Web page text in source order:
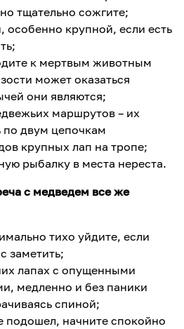
тщательно сожгите;
особенно крупной, если есть
к мертвым животным
может оказаться
они являются;
маршрутов – их
по двум цепочкам
крупных лап на тропе;
рыбалку в места нереста.
с медведем все же
тихо уйдите, если
заметить;
лапах с опущенными
медленно и без паники
спиной;
подошел, начните спокойно